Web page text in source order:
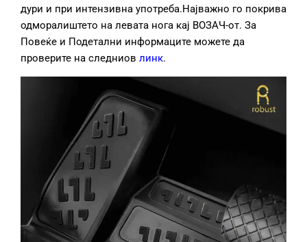
дури и при интензивна употреба.Најважно го покрива
одморалиштето на левата нога кај ВОЗАЧ-от. За
Повеќе и Подетални информаците можете да
проверите на следниов линк.